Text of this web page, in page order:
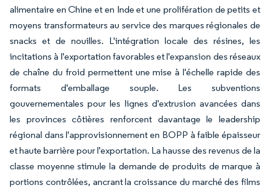
alimentaire en Chine et en Inde et une prolifération de petits et
moyens transformateurs au service des marques régionales de
snacks et de nouilles. L'intégration locale des résines, les
incitations à l'exportation favorables et l'expansion des réseaux
de chaîne du froid permettent une mise à l'échelle rapide des
formats d'emballage souple. Les subventions
gouvernementales pour les lignes d'extrusion avancées dans
les provinces côtières renforcent davantage le leadership
régional dans l'approvisionnement en BOPP à faible épaisseur
et haute barrière pour l'exportation. La hausse des revenus de la
classe moyenne stimule la demande de produits de marque à
portions contrôlées, ancrant la croissance du marché des films